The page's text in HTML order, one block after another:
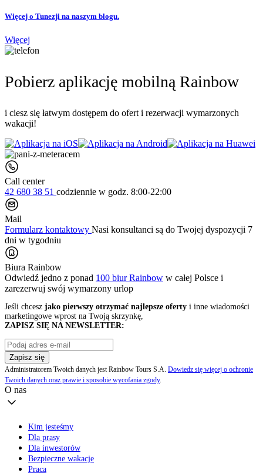
Więcej o Tunezji na naszym blogu.
Więcej
Pobierz aplikację mobilną Rainbow
i ciesz się łatwym dostępem do ofert i rezerwacji wymarzonych
wakacji!
Call center
42 680 38 51 codziennie w godz. 8:00-22:00
Mail
Formularz kontaktowy Nasi konsultanci są do Twojej dyspozycji 7
dni w tygodniu
Biura Rainbow
Odwiedź jedno z ponad 100 biur Rainbow w całej Polsce i
zarezerwuj swój wymarzony urlop
Jeśli chcesz jako pierwszy otrzymać najlepsze oferty i inne wiadomości
marketingowe wprost na Twoją skrzynkę,
ZAPISZ SIĘ NA NEWSLETTER:
Zapisz się
Administratorem Twoich danych jest Rainbow Tours S.A. Dowiedz się więcej o ochronie
Twoich danych oraz prawie i sposobie wycofania zgody.
O nas
Kim jesteśmy
Dla prasy
Dla inwestorów
Bezpieczne wakacje
Praca